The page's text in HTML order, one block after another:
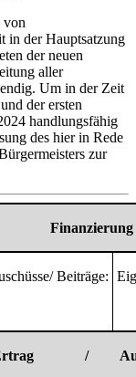
von
in der Hauptsatzung
der neuen
aller
Um in der Zeit
der ersten
handlungsfähig
des hier in Rede
zur
Finanzierung
Beiträge:
/